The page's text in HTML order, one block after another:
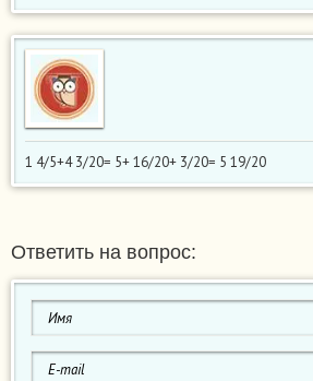
1 4/5+4 3/20= 5+ 16/20+ 3/20= 5 19/20
Ответить на вопрос: